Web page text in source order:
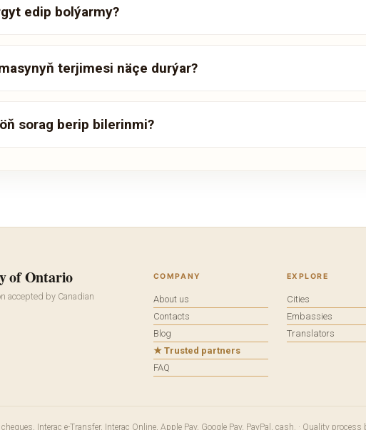
edip bolýarmy?
terjimesi näçe durýar?
sorag berip bilerinmi?
of Ontario
accepted by Canadian
COMPANY
About us
Contacts
Blog
★ Trusted partners
FAQ
EXPLORE
Cities
Embassies
Translators
Interac e-Transfer, Interac Online, Apple Pay, Google Pay, PayPal, cash. · Quality